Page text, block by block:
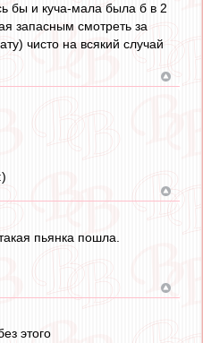
бы и куча-мала была б в 2
запасным смотреть за
чисто на всякий случай
пьянка пошла.
этого